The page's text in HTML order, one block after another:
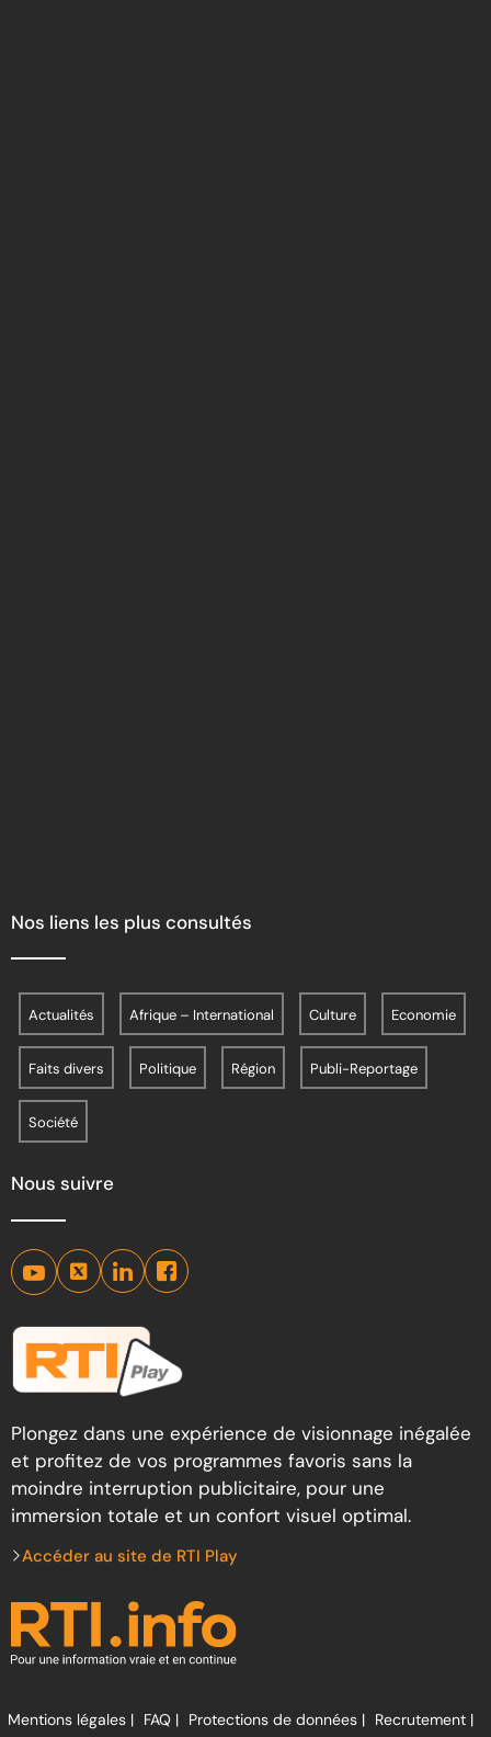
Nos liens les plus consultés
Actualités Afrique – International Culture Economie
Faits divers Politique Région Publi-Reportage
Société
Nous suivre
Plongez dans une expérience de visionnage inégalée
et profitez de vos programmes favoris sans la
moindre interruption publicitaire, pour une
immersion totale et un confort visuel optimal.
Accéder au site de RTI Play
Mentions légales | FAQ | Protections de données | Recrutement |